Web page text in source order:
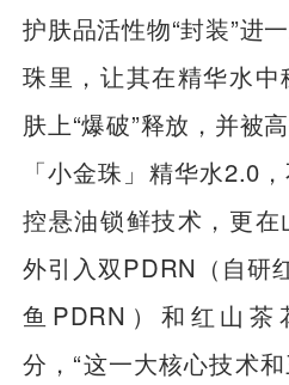
护肤品活性物“封装”进
珠里，让其在精华水
肤上“爆破”释放，并被
「小金珠」精华水2.0
控悬油锁鲜技术，更
外引入双PDRN（自研
鱼PDRN）和红山
分，“这一大核心技术